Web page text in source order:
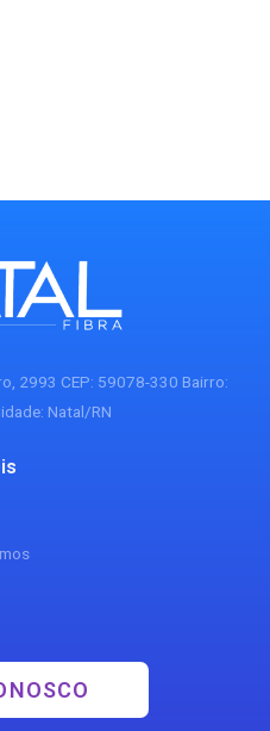
2993 CEP: 59078-330 Bairro:
Natal/RN